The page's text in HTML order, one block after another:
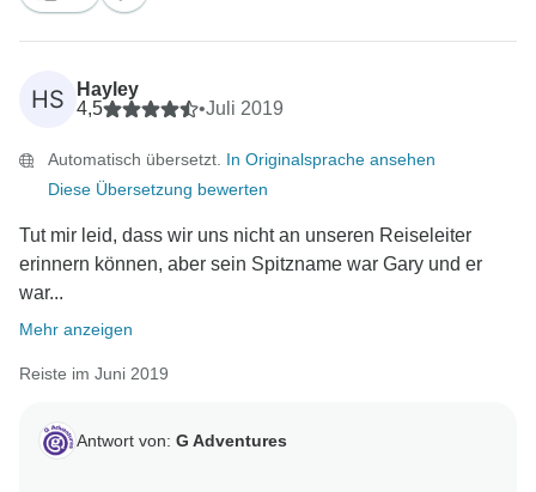
HS
Hayley
4,5
•Juli 2019
Automatisch übersetzt. In Originalsprache ansehen
Diese Übersetzung bewerten
Tut mir leid, dass wir uns nicht an unseren Reiseleiter
erinnern können, aber sein Spitzname war Gary und er
war...
Mehr anzeigen
Reiste im Juni 2019
Antwort von: G Adventures